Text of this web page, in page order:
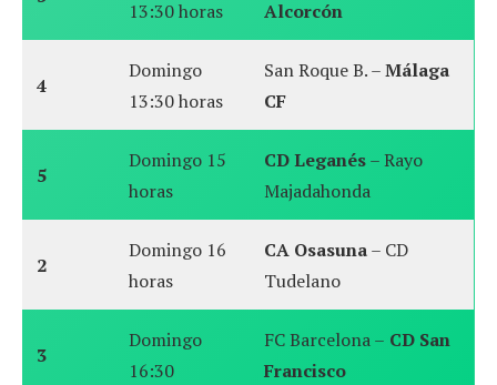
13:30 horas Alcorcón
4
Domingo
13:30 horas
San Roque B. –Málaga
CF
5
Domingo 15
horas
CD Leganés– Rayo
Majadahonda
2
Domingo 16
horas
CA Osasuna– CD
Tudelano
3
Domingo
16:30
FC Barcelona – CD San
Francisco